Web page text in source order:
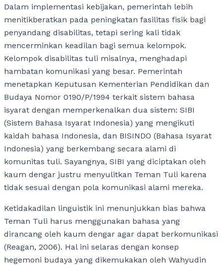
Dalam implementasi kebijakan, pemerintah lebih
menitikberatkan pada peningkatan fasilitas fisik bagi
penyandang disabilitas, tetapi sering kali tidak
mencerminkan keadilan bagi semua kelompok.
Kelompok disabilitas tuli misalnya, menghadapi
hambatan komunikasi yang besar. Pemerintah
menetapkan Keputusan Kementerian Pendidikan dan
Budaya Nomor 0190/P/1994 terkait sistem bahasa
isyarat dengan memperkenalkan dua sistem: SIBI
(Sistem Bahasa Isyarat Indonesia) yang mengikuti
kaidah bahasa Indonesia, dan BISINDO (Bahasa Isyarat
Indonesia) yang berkembang secara alami di
komunitas tuli. Sayangnya, SIBI yang diciptakan oleh
kaum dengar justru menyulitkan Teman Tuli karena
tidak sesuai dengan pola komunikasi alami mereka.
Ketidakadilan linguistik ini menunjukkan bias bahwa
Teman Tuli harus menggunakan bahasa yang
dirancang oleh kaum dengar agar dapat berkomunikasi
(Reagan, 2006). Hal ini selaras dengan konsep
hegemoni budaya yang dikemukakan oleh Wahyudin